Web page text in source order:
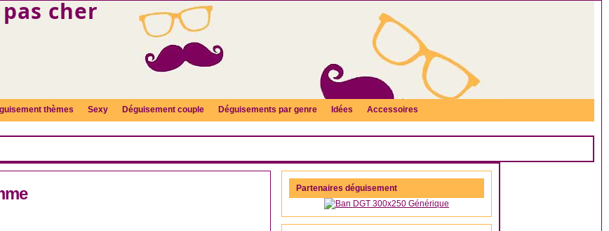
cher
thèmes Sexy Déguisement couple Déguisements par genre Idées Accessoires
Partenaires déguisement